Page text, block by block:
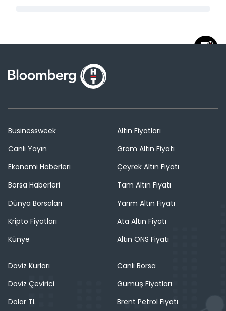
Businessweek
Canlı Yayın
Ekonomi Haberleri
Borsa Haberleri
Dünya Borsaları
Kripto Fiyatları
Künye
Altın Fiyatları
Gram Altın Fiyatı
Çeyrek Altın Fiyatı
Tam Altın Fiyatı
Yarım Altın Fiyatı
Ata Altın Fiyatı
Altın ONS Fiyatı
Döviz Kurları
Döviz Çevirici
Dolar TL
Canlı Borsa
Gümüş Fiyatları
Brent Petrol Fiyatı